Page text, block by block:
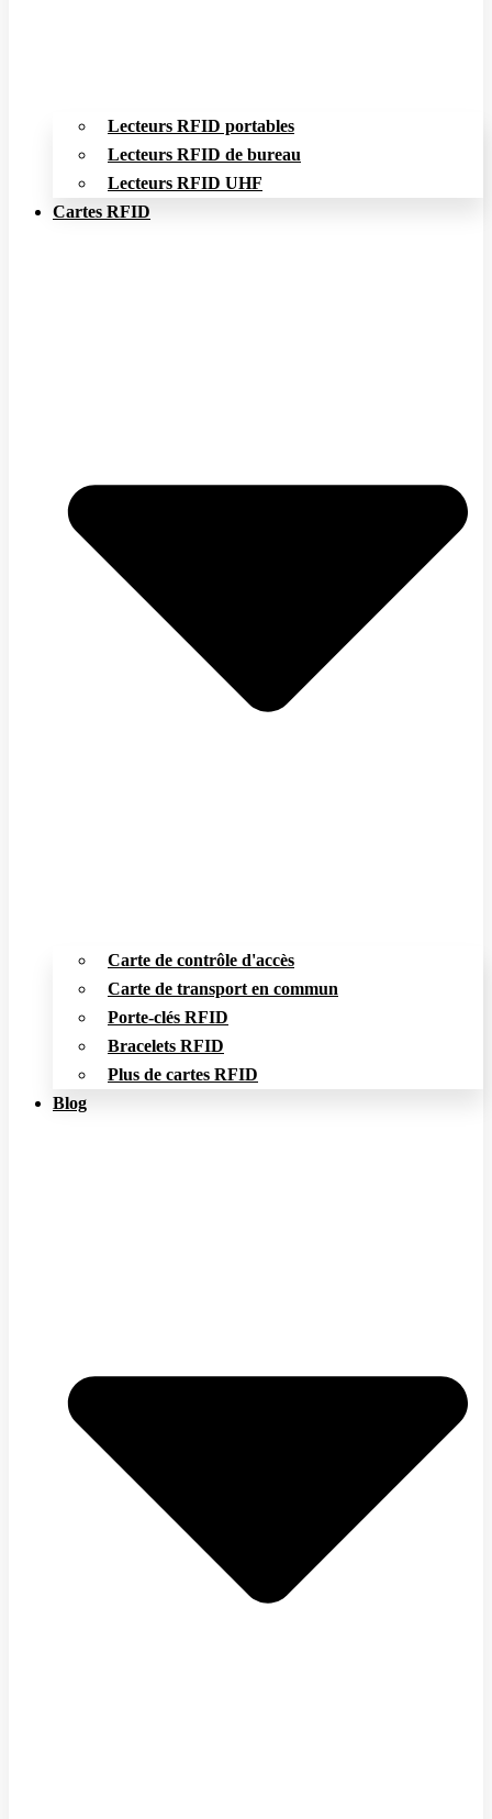
Lecteurs RFID portables
Lecteurs RFID de bureau
Lecteurs RFID UHF
Cartes RFID
Carte de contrôle d'accès
Carte de transport en commun
Porte-clés RFID
Bracelets RFID
Plus de cartes RFID
Blog